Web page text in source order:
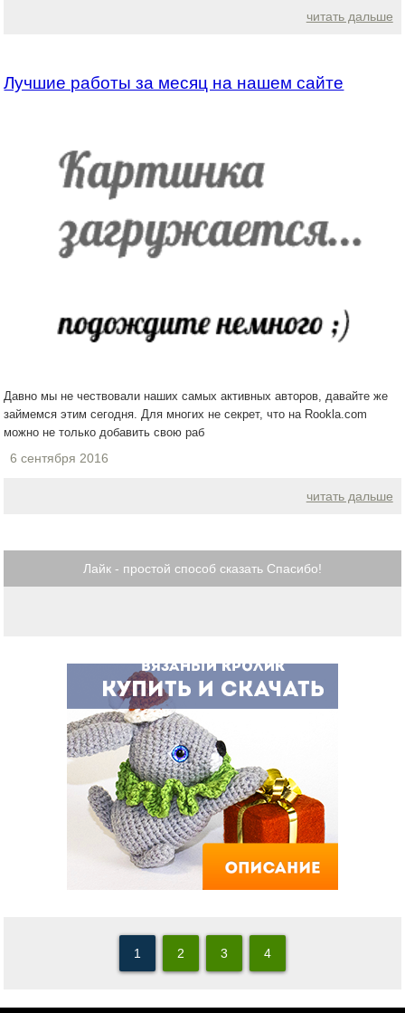
читать дальше
Лучшие работы за месяц на нашем сайте
Давно мы не чествовали наших самых активных авторов, давайте же
займемся этим сегодня. Для многих не секрет, что на Rookla.com
можно не только добавить свою раб
6 сентября 2016
читать дальше
Лайк - простой способ сказать Спасибо!
1 2 3 4